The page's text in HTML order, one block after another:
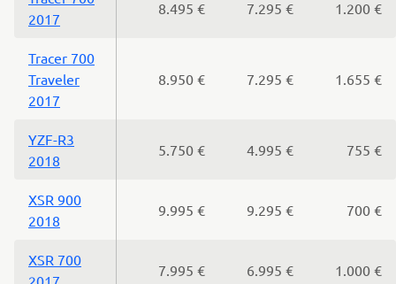
2017
8.495 € 7.295 € 1.200 €
Tracer 700
Traveler
2017
8.950 € 7.295 € 1.655 €
YZF-R3
2018
5.750 € 4.995 € 755 €
XSR 900
2018
9.995 € 9.295 € 700 €
XSR 700
2017
7.995 € 6.995 € 1.000 €